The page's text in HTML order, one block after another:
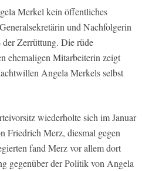
Merkel kein öffentliches
und Nachfolgerin
Zerrüttung. Die rüde
ehemaligen Mitarbeiterin zeigt
Angela Merkels selbst
wiederholte sich im Januar
Friedrich Merz, diesmal gegen
fand Merz vor allem dort
gegenüber der Politik von Angela